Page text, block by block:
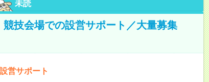
未読
技会場での設営サポート／大量募集
営サポート